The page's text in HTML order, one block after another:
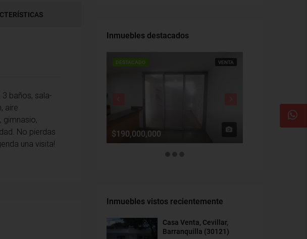
baños, sala-
aire
gimnasio,
No pierdas
una visita!
Inmuebles destacados
DESTACADO VENTA
$190,000,000
Inmuebles vistos recientemente
Casa Venta, Cevillar,
Barranquilla (30121)